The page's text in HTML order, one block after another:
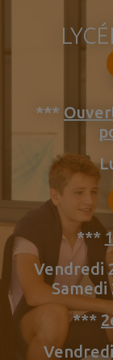
***
***
Vendredi
Samedi
***